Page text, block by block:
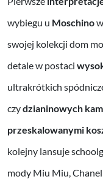
wybiegu u Moschino
swojej kolekcji dom
detale w postaci
ultrakrótkich
czydzianinowych
przeskalowanymi
kolejny lansuje
mody Miu Miu,